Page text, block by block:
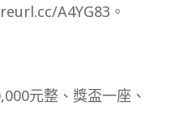
A4YG83。
元整、獎盃一座、